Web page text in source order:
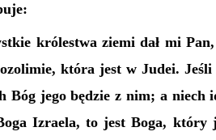
królestwa ziemi dał mi
która jest w Judei. Jeśli
Bóg jego będzie z nim; a niech
Izraela, to jest Boga, który